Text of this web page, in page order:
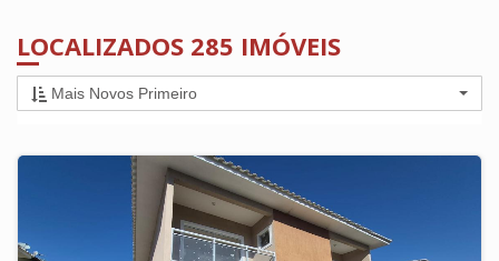
LOCALIZADOS 285 IMÓVEIS
Mais Novos Primeiro